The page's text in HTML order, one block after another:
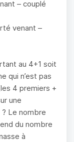
– couplé
venant –
au 4+1 soit
qui n’est pas
4 premiers +
une
? Le nombre
du nombre
à